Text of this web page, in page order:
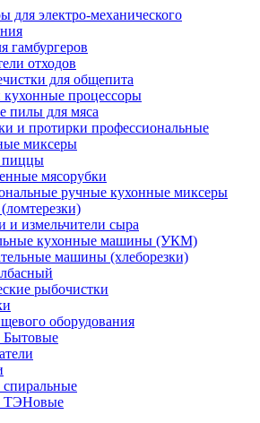
для электро-механического
гамбургеров
отходов
для общепита
кухонные процессоры
пилы для мяса
и протирки профессиональные
миксеры
пиццы
мясорубки
ручные кухонные миксеры
и измельчители сыра
кухонные машины (УКМ)
машины (хлеборезки)
рыбочистки
оборудования
Бытовые
ТЭНовые